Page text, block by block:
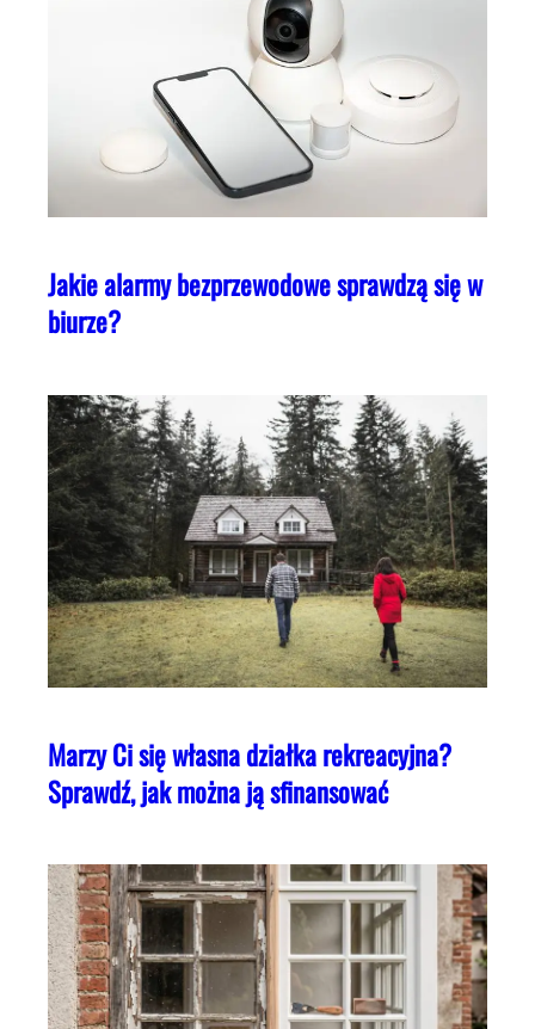
Jakie alarmy bezprzewodowe sprawdzą się w
biurze?
Marzy Ci się własna działka rekreacyjna?
Sprawdź, jak można ją sfinansować